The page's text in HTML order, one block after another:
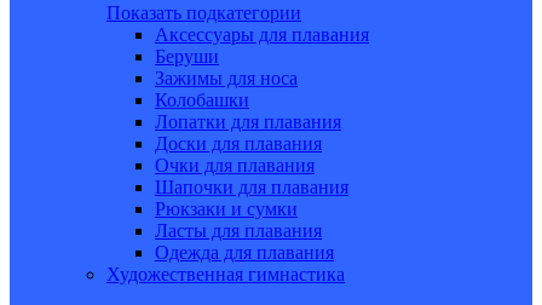
Показать подкатегории
Аксессуары для плавания
Беруши
Зажимы для носа
Колобашки
Лопатки для плавания
Доски для плавания
Очки для плавания
Шапочки для плавания
Рюкзаки и сумки
Ласты для плавания
Одежда для плавания
Художественная гимнастика